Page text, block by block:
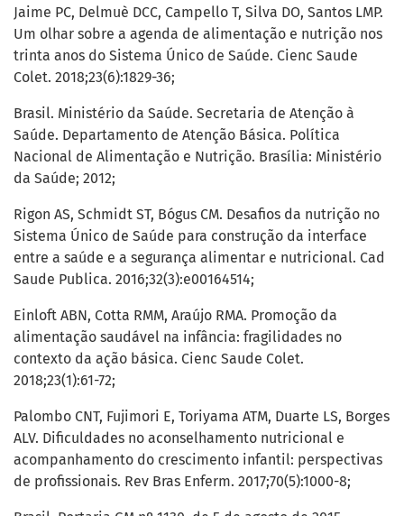
Jaime PC, Delmuè DCC, Campello T, Silva DO, Santos LMP.
Um olhar sobre a agenda de alimentação e nutrição nos
trinta anos do Sistema Único de Saúde. Cienc Saude
Colet. 2018;23(6):1829-36;
Brasil. Ministério da Saúde. Secretaria de Atenção à
Saúde. Departamento de Atenção Básica. Política
Nacional de Alimentação e Nutrição. Brasília: Ministério
da Saúde; 2012;
Rigon AS, Schmidt ST, Bógus CM. Desafios da nutrição no
Sistema Único de Saúde para construção da interface
entre a saúde e a segurança alimentar e nutricional. Cad
Saude Publica. 2016;32(3):e00164514;
Einloft ABN, Cotta RMM, Araújo RMA. Promoção da
alimentação saudável na infância: fragilidades no
contexto da ação básica. Cienc Saude Colet.
2018;23(1):61-72;
Palombo CNT, Fujimori E, Toriyama ATM, Duarte LS, Borges
ALV. Dificuldades no aconselhamento nutricional e
acompanhamento do crescimento infantil: perspectivas
de profissionais. Rev Bras Enferm. 2017;70(5):1000-8;